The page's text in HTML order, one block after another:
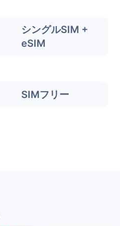
シングルSIM +
eSIM
SIMフリー